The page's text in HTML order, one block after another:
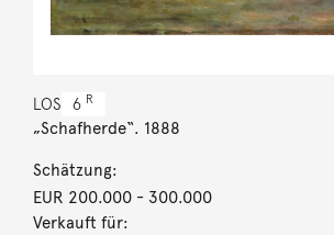
LOS 6 R
„Schafherde“. 1888
Schätzung:
EUR 200.000- 300.000
Verkauft für: